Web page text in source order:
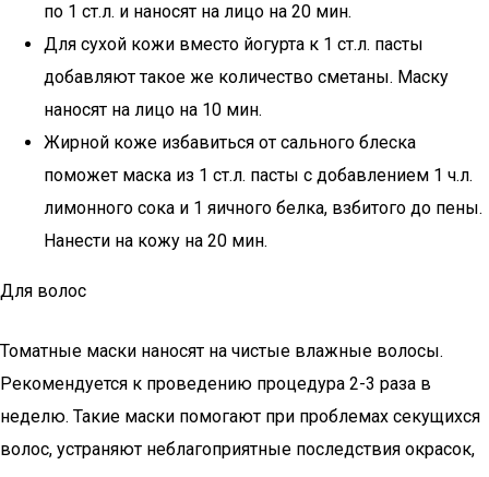
по 1 ст.л. и наносят на лицо на 20 мин.
Для сухой кожи вместо йогурта к 1 ст.л. пасты
добавляют такое же количество сметаны. Маску
наносят на лицо на 10 мин.
Жирной коже избавиться от сального блеска
поможет маска из 1 ст.л. пасты с добавлением 1 ч.л.
лимонного сока и 1 яичного белка, взбитого до пены.
Нанести на кожу на 20 мин.
Для волос
Томатные маски наносят на чистые влажные волосы.
Рекомендуется к проведению процедура 2-3 раза в
неделю. Такие маски помогают при проблемах секущихся
волос, устраняют неблагоприятные последствия окрасок,